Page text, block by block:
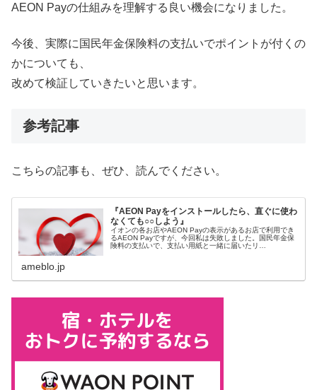
AEON Payの仕組みを理解する良い機会になりました。
今後、実際に国民年金保険料の支払いでポイントが付くの
かについても、
改めて検証していきたいと思います。
参考記事
こちらの記事も、ぜひ、読んでください。
『AEON Payをインストールしたら、直ぐに使わ
なくても○○しよう』
イオンの各お店やAEON Payの表示があるお店で利用でき
るAEON Payですが、今回私は失敗しました。国民年金保
険料の支払いで、支払い用紙と一緒に届いたリ…
ameblo.jp